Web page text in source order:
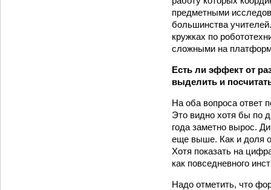
предметными
большинства
кружках по
сложными на
Есть ли эффект от
выделить и
На оба вопроса ответ
Это видно хотя бы по
года заметно вырос.
еще выше. Как и доля
Хотя показать на
как повседневного
Надо отметить, что